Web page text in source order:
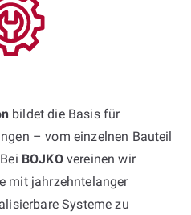
bildet die Basis für
– vom einzelnen Bauteil
BOJKOvereinen wir
mit jahrzehntelanger
Systeme zu